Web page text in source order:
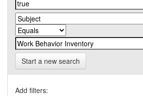
Start a new search
Add filters: